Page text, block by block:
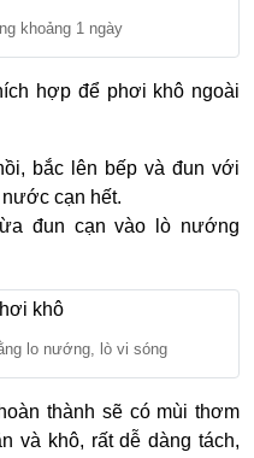
khoảng 1 ngày
hợp để phơi khô ngoài
bắc lên bếp và đun với
cạn hết.
đun cạn vào lò nướng
lo nướng, lò vi sóng
thành sẽ có mùi thơm
và khô, rất dễ dàng tách,